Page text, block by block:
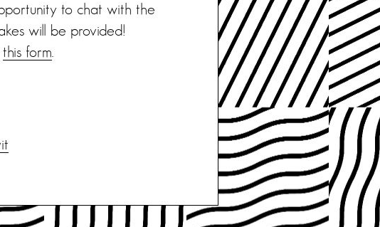
to chat with the
will be provided!
this form